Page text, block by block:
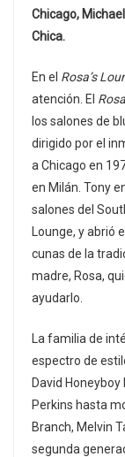
Chicago,
Chica.
En el Rosa’s
atención. El
los salones de
dirigido por el
a Chicago en
en Milán. Tony
salones del
Lounge, y abrió
cunas de la
madre, Rosa,
ayudarlo.
La familia de
espectro de
David
Perkins hasta
Branch, Melvin
segunda